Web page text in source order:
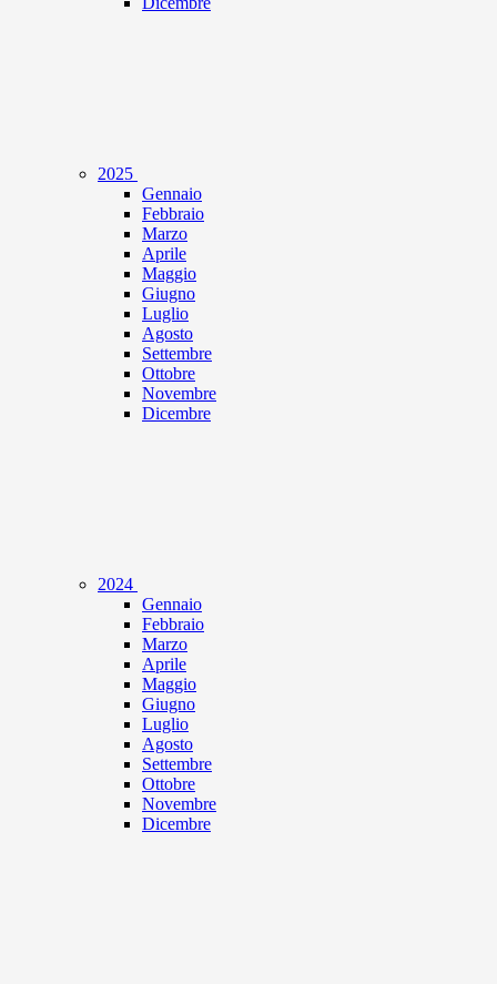
2025
Gennaio
Febbraio
Marzo
Aprile
Maggio
Giugno
Luglio
Agosto
Settembre
Ottobre
Novembre
Dicembre
2024
Gennaio
Febbraio
Marzo
Aprile
Maggio
Giugno
Luglio
Agosto
Settembre
Ottobre
Novembre
Dicembre